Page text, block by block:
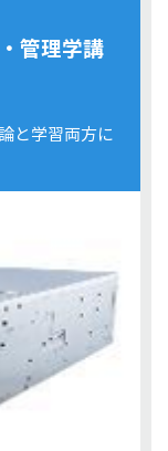
管理学講
と学習両方に